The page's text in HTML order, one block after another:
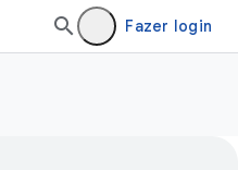
Fazer login